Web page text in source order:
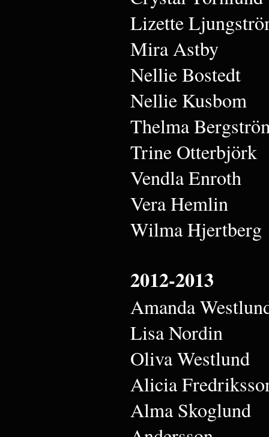
Lizette
Mira Astby
Nellie Bostedt
Nellie Kusbom
Thelma
Trine Otterbjörk
Vendla Enroth
Vera Hemlin
Wilma Hjertberg
2012-2013
Amanda
Lisa Nordin
Oliva Westlund
Alicia
Alma Skoglund